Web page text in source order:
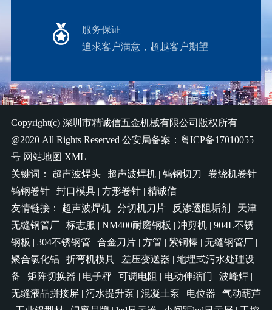
服务保证
追求客户满意，超越客户期望
Copyright(c) 深圳市精诚信五金机械有限公司 版权所有
@2020 All Rights Reserved 公安局备案： 粤ICP备17010055
号 网站地图 XML
关键词： 超声波焊头| 超声波焊机| 钨钢切刀 | 卷绕机卷针|
钨钢卷针| 封口模具| 方形卷针| 精诚信
友情链接： 超声波焊机| 分切机刀片| 反渗透阻垢剂 | 天津
无缝钢管厂| 标志服 | NM400耐磨钢板 | 冲剪机| 904L不锈
钢板 | 304不锈钢管 | 合金刀片| 方管 | 紫铜棒 | 无缝钢管厂|
聚合氯化铝 | 折弯机模具| 差压变送器 | 地埋式污水处理设
备 | 矩阵切换器 | 电子秤| 可调电阻 | 电动伸缩门 | 波峰焊|
无缝液晶拼接屏| 污水提升泵 | 混凝土泵 | 电位器 | 气动葫芦